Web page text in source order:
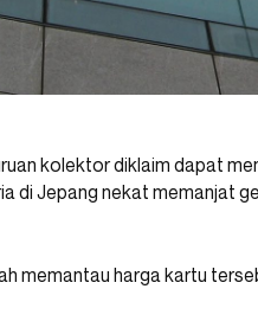
kolektor diklaim dapat
di Jepang nekat memanjat
memantau harga kartu